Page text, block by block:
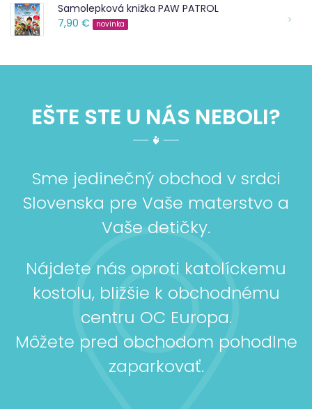
Samolepková knižka PAW PATROL
7,90 €
novinka
EŠTE STE U NÁS NEBOLI?
Sme jedinečný obchod v srdci
Slovenska pre Vaše materstvo a
Vaše detičky.
Nájdete nás oproti katolíckemu
kostolu, bližšie k obchodnému
centru OC Europa.
Môžete pred obchodom pohodlne
zaparkovať.